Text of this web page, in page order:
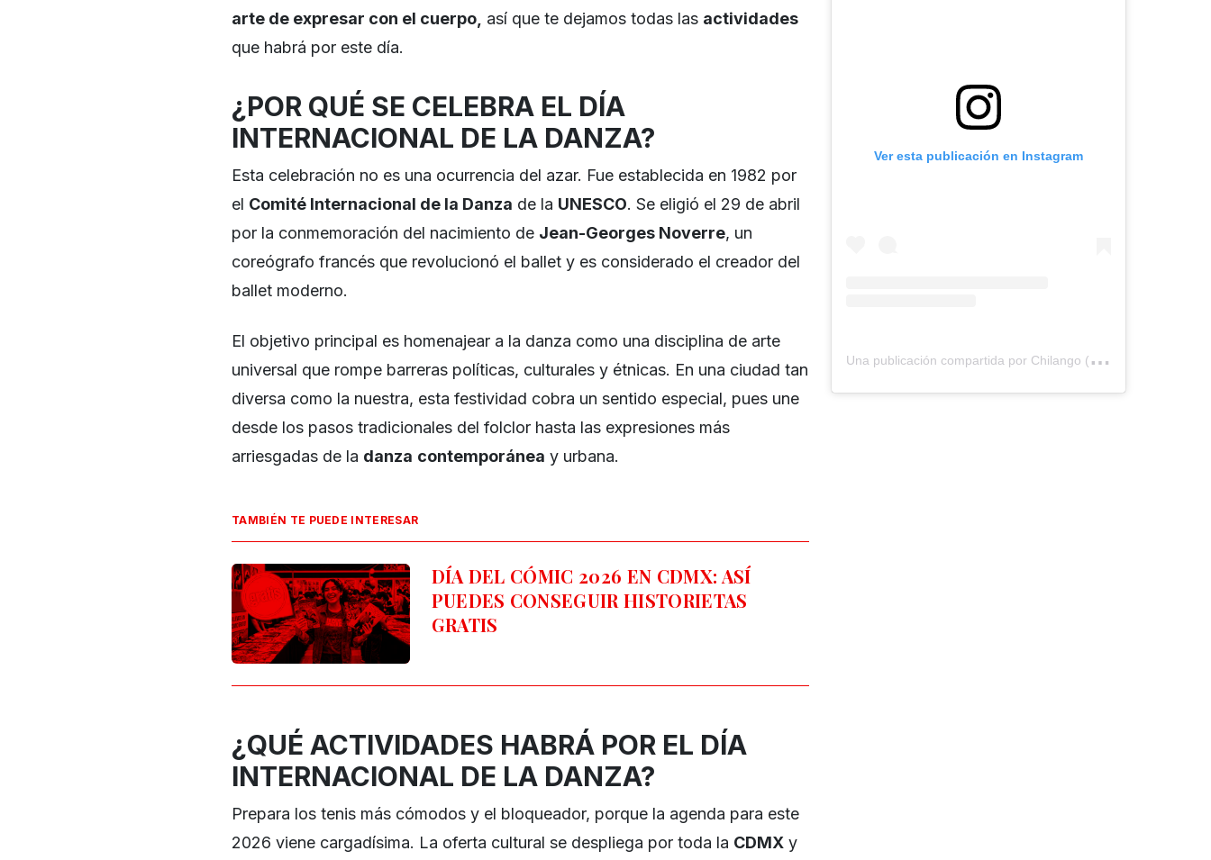
arte de expresar con el cuerpo, así que te dejamos todas las actividades
que habrá por este día.
¿POR QUÉ SE CELEBRA EL DÍA
INTERNACIONAL DE LA DANZA?
Esta celebración no es una ocurrencia del azar. Fue establecida en 1982 por
el Comité Internacional de la Danza de la UNESCO. Se eligió el 29 de abril
por la conmemoración del nacimiento de Jean-Georges Noverre, un
coreógrafo francés que revolucionó el ballet y es considerado el creador del
ballet moderno.
El objetivo principal es homenajear a la danza como una disciplina de arte
universal que rompe barreras políticas, culturales y étnicas. En una ciudad tan
diversa como la nuestra, esta festividad cobra un sentido especial, pues une
desde los pasos tradicionales del folclor hasta las expresiones más
arriesgadas de la danza contemporánea y urbana.
TAMBIÉN TE PUEDE INTERESAR
DÍA DEL CÓMIC 2026 EN CDMX: ASÍ
PUEDES CONSEGUIR HISTORIETAS
GRATIS
¿QUÉ ACTIVIDADES HABRÁ POR EL DÍA
INTERNACIONAL DE LA DANZA?
Prepara los tenis más cómodos y el bloqueador, porque la agenda para este
2026 viene cargadísima. La oferta cultural se despliega por toda la CDMX y
Ver esta publicación en Instagram
U
na publicación compartida por Chilango (@chilangocom)